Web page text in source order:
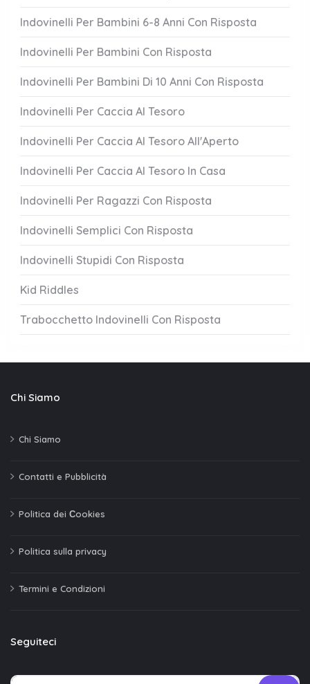
Indovinelli Per Bambini 6-8 Anni Con Risposta
Indovinelli Per Bambini Con Risposta
Indovinelli Per Bambini Di 10 Anni Con Risposta
Indovinelli Per Caccia Al Tesoro
Indovinelli Per Caccia Al Tesoro All'Aperto
Indovinelli Per Caccia Al Tesoro In Casa
Indovinelli Per Ragazzi Con Risposta
Indovinelli Semplici Con Risposta
Indovinelli Stupidi Con Risposta
Kid Riddles
Trabocchetto Indovinelli Con Risposta
Chi Siamo
Chi Siamo
Contatti e Pubblicità
Politica dei Сookies
Politica sulla privacy
Termini e Condizioni
Seguiteci